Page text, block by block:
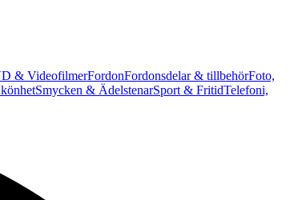
& VideofilmerFordonFordonsdelar & tillbehörFoto,
Smycken & ÄdelstenarSport & FritidTelefoni,